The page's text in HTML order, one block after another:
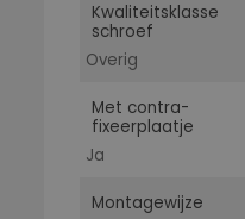
Kwaliteitsklasse
schroef
Overig
Met contra-
fixeerplaatje
Ja
Montagewijze